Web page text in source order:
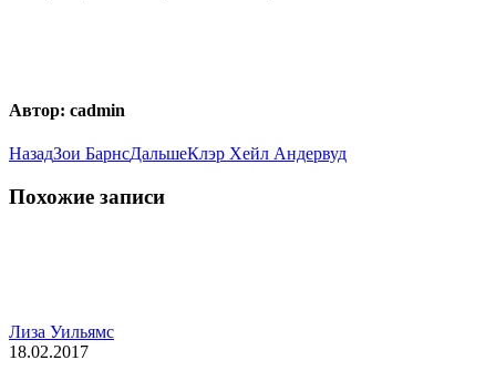
Автор: cadmin
Post
navigation
НазадPrevious
Зои БарнсДальшеNext
Клэр Хейл Андервуд
Похожие записи
Лиза Уильямс
18.02.2017